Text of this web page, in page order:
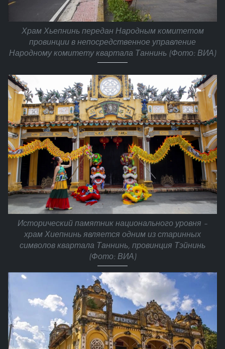
Храм Хьепнинь передан Народным комитетом
провинции в непосредственное управление
Народному комитету квартала Таннинь (Фото: ВИА)
Исторический памятник национального уровня –
храм Хиепнинь является одним из старинных
символов квартала Таннинь, провинция Тэйнинь
(Фото: ВИА)